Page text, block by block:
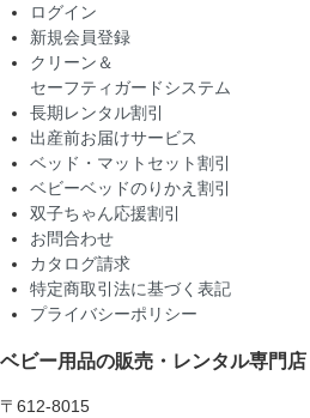
ログイン
新規会員登録
クリーン＆
セーフティガードシステム
長期レンタル割引
出産前お届けサービス
ベッド・マットセット割引
ベビーベッドのりかえ割引
双子ちゃん応援割引
お問合わせ
カタログ請求
特定商取引法に基づく表記
プライバシーポリシー
ベビー用品の販売・レンタル専門店
〒612-8015